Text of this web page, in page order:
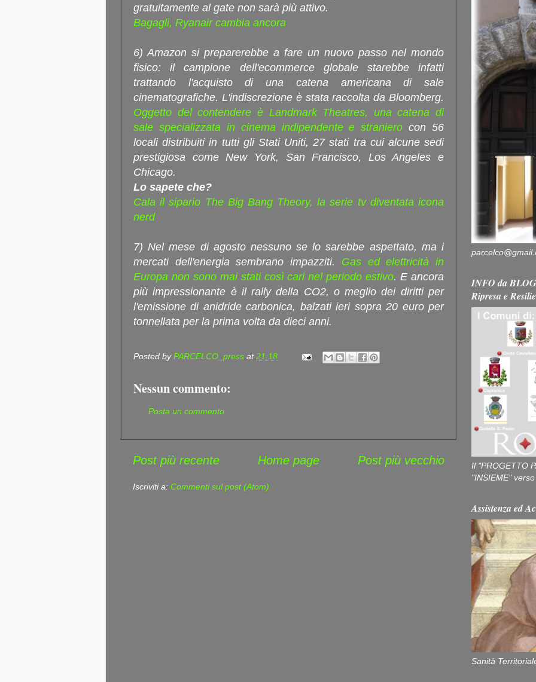
gratuitamente al gate non sarà più attivo.
Bagagli, Ryanair cambia ancora
6) Amazon si preparerebbe a fare un nuovo passo nel mondo
fisico: il campione dell'ecommerce globale starebbe infatti
trattando l'acquisto di una catena americana di sale
cinematografiche. L'indiscrezione è stata raccolta da Bloomberg.
Oggetto del contendere è Landmark Theatres, una catena di
sale specializzata in cinema indipendente e stranierocon 56
locali distribuiti in tutti gli Stati Uniti, 27 stati tra cui alcune sedi
prestigiosa come New York, San Francisco, Los Angeles e
Chicago.
Lo sapete che?
Cala il sipario The Big Bang Theory, la serie tv diventata icona
nerd
7) Nel mese di agosto nessuno se lo sarebbe aspettato, ma i
mercati dell'energia sembrano impazziti. Gas ed elettricità in
Europa non sono mai stati così cari nel periodo estivo. E ancora
più impressionante è il rally della CO2, o meglio dei diritti per
l'emissione di anidride carbonica, balzati ieri sopra 20 euro per
tonnellata per la prima volta da dieci anni.
Posted byPARCELCO_press at21:18
Nessun commento:
Posta un commento
Post più recente Post più vecchio
Home page
Iscriviti a: Commenti sul post (Atom)
INFO da
Ripresa e
Il "PROGETTO
"INSIEME"
Assistenza ed
Sanità